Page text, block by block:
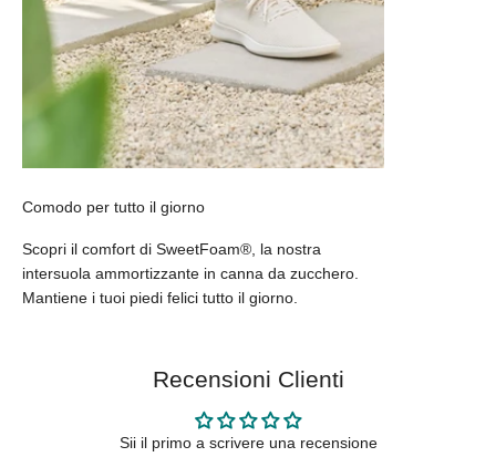
Comodo per tutto il giorno
Scopri il comfort di SweetFoam®, la nostra
intersuola ammortizzante in canna da zucchero.
Mantiene i tuoi piedi felici tutto il giorno.
Recensioni Clienti
Sii il primo a scrivere una recensione